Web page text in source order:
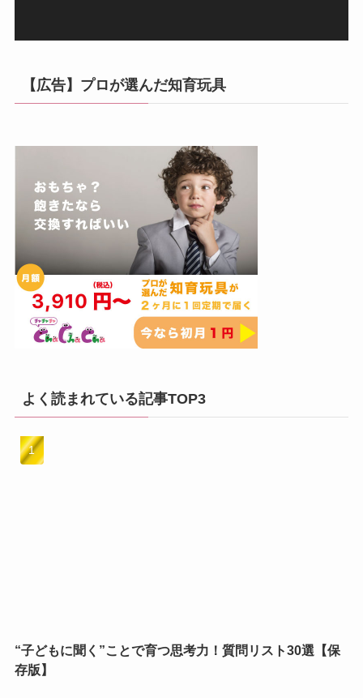
【広告】プロが選んだ知育玩具
よく読まれている記事TOP3
“子どもに聞く”ことで育つ思考力！質問リスト30選【保
存版】